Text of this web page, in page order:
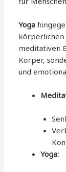
Yoga
körperlichen
meditativen
Körper,
und
Yoga: